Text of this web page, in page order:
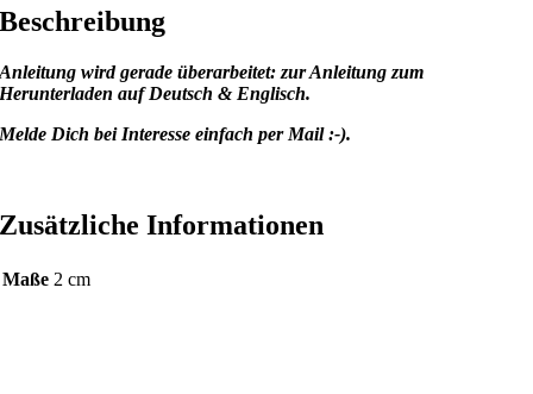
Beschreibung
Anleitung wird gerade überarbeitet: zur Anleitung zum
Herunterladen auf Deutsch & Englisch.
Melde Dich bei Interesse einfach per Mail :-).
Zusätzliche Informationen
Maße 2 cm